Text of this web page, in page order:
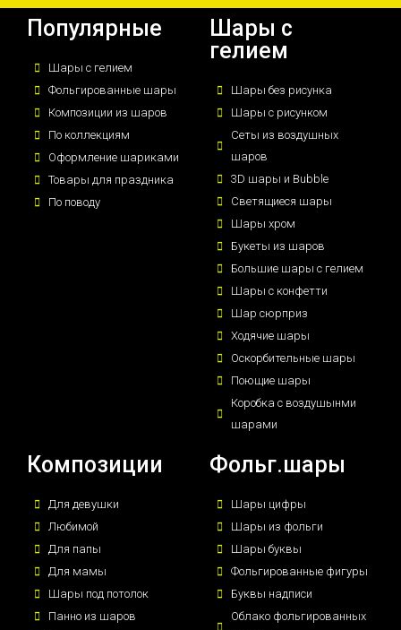
Популярные
Шары с гелием
Фольгированные шары
Композиции из шаров
По коллекциям
Оформление шариками
Товары для праздника
По поводу
Шары с
гелием
Шары без рисунка
Шары с рисунком
Сеты из воздушных
шаров
3D шары и Bubble
Светящиеся шары
Шары хром
Букеты из шаров
Большие шары с гелием
Шары с конфетти
Шар сюрприз
Ходячие шары
Оскорбительные шары
Поющие шары
Коробка с воздушынми
шарами
Композиции
Для девушки
Любимой
Для папы
Для мамы
Шары под потолок
Панно из шаров
Фольг.шары
Шары цифры
Шары из фольги
Шары буквы
Фольгированные фигуры
Буквы надписи
Облако фольгированных